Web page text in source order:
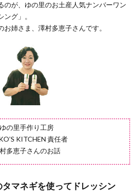
のが、ゆの里のお土産人気ナンバーワン
グ」。
姉さま、澤村多恵子さんです。
ゆの里手作り工房
KITCHEN 責任者
多恵子さんのお話
マネギを使ってドレッシン